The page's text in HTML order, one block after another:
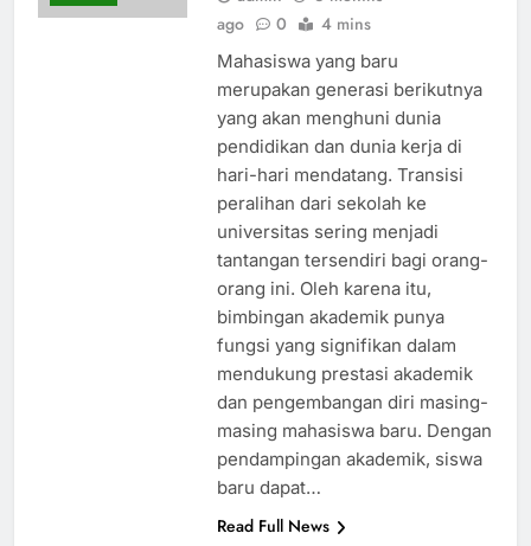
ago
0 4 mins
Mahasiswa yang baru
merupakan generasi berikutnya
yang akan menghuni dunia
pendidikan dan dunia kerja di
hari-hari mendatang. Transisi
peralihan dari sekolah ke
universitas sering menjadi
tantangan tersendiri bagi orang-
orang ini. Oleh karena itu,
bimbingan akademik punya
fungsi yang signifikan dalam
mendukung prestasi akademik
dan pengembangan diri masing-
masing mahasiswa baru. Dengan
pendampingan akademik, siswa
baru dapat…
Read Full News